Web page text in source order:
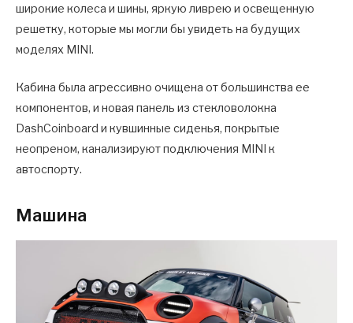
широкие колеса и шины, яркую ливрею и освещенную
решетку, которые мы могли бы увидеть на будущих
моделях MINI.
Кабина была агрессивно очищена от большинства ее
компонентов, и новая панель из стекловолокна
DashCoinboard и кувшинные сиденья, покрытые
неопреном, канализируют подключения MINI к
автоспорту.
Машина